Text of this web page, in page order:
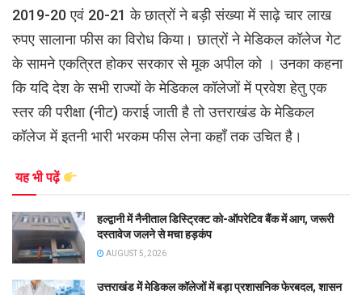
2019-20 एवं 20-21 के छात्रों ने बड़ी संख्या में साढ़े चार लाख
रुपए सालाना फीस का विरोध किया। छात्रों ने मेडिकल कॉलेज गेट
के सामने एकत्रित होकर सरकार से मूक अपील को । उनका कहना
कि यदि देश के सभी राज्यों के मेडिकल कॉलेजों में प्रवेश हेतु एक
स्तर की परीक्षा (नीट) कराई जाती है तो उत्तराखंड के मेडिकल
कॉलेज में इतनी भारी भरकम फीस लेना कहाँ तक उचित है।
यह भी पढ़ें
हल्द्वानी में नैनीताल डिस्ट्रिक्ट को-ऑपरेटिव बैंक में आग, जरूरी
दस्तावेज जलने से मचा हड़कंप
AUGUST 5, 2026
उत्तराखंड में मेडिकल कॉलेजों में बड़ा प्रशासनिक फेरबदल, शासन